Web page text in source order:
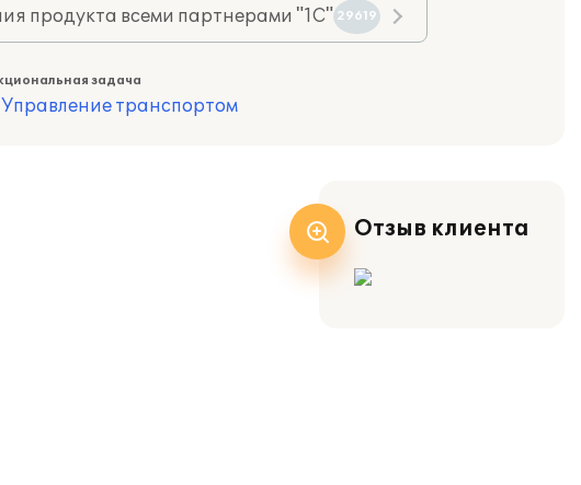
продукта всеми партнерами "1С" 29619
задача
Управление транспортом
Отзыв клиента